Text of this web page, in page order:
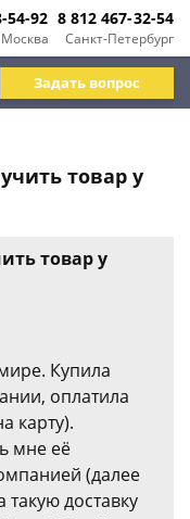
Москва
54-92
Санкт-Петербург
8 812 467-32-54
Задать вопрос
товар у
товар у
Купила
оплатила
карту).
мне её
(далее
доставку